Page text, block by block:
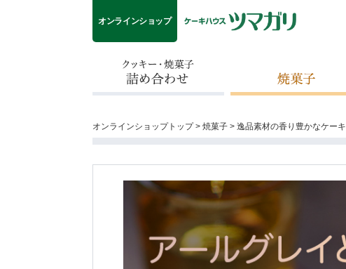
オンラインショップ
オンラインショップトップ> 焼菓子 > 逸品素材の香り豊かなケーキ